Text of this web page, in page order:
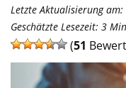
Letzte Aktualisierung
Geschätzte Lesezeit: 3
(51